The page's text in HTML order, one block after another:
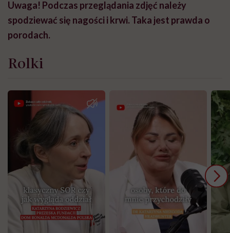
Uwaga! Podczas przeglądania zdjęć należy
spodziewać się nagości i krwi. Taka jest prawda o
porodach.
Rolki